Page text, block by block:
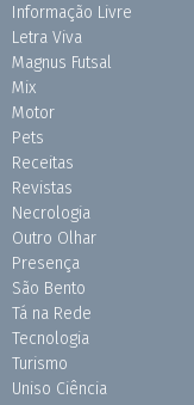
Informação Livre
Letra Viva
Magnus Futsal
Mix
Motor
Pets
Receitas
Revistas
Necrologia
Outro Olhar
Presença
São Bento
Tá na Rede
Tecnologia
Turismo
Uniso Ciência